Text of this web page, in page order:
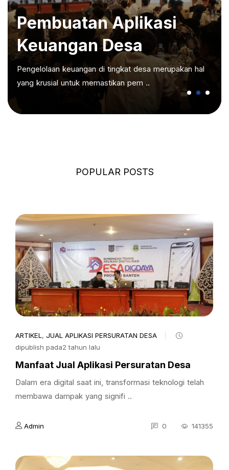
Pembuatan Aplikasi
Keuangan Desa
Pengelolaan keuangan di tingkat desa merupakan hal
yang krusial untuk memastikan pem ..
POPULAR POSTS
ARTIKEL , JUAL APLIKASI PERSURATAN DESA
dipublish pada2 tahun lalu
Manfaat Jual Aplikasi Persuratan Desa
Dalam era digital saat ini, transformasi teknologi telah
membawa dampak yang signifi ..
Admin 0 141355